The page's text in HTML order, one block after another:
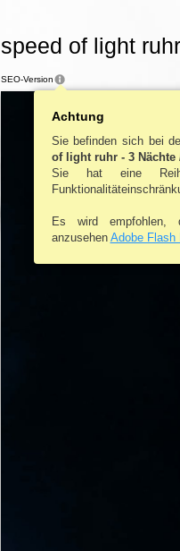
speed of light
SEO-Version
Achtung
Sie befinden sich bei
of light ruhr - 3 Nächte
Sie hat eine
Es wird empfohlen,
anzusehen Adobe Flash